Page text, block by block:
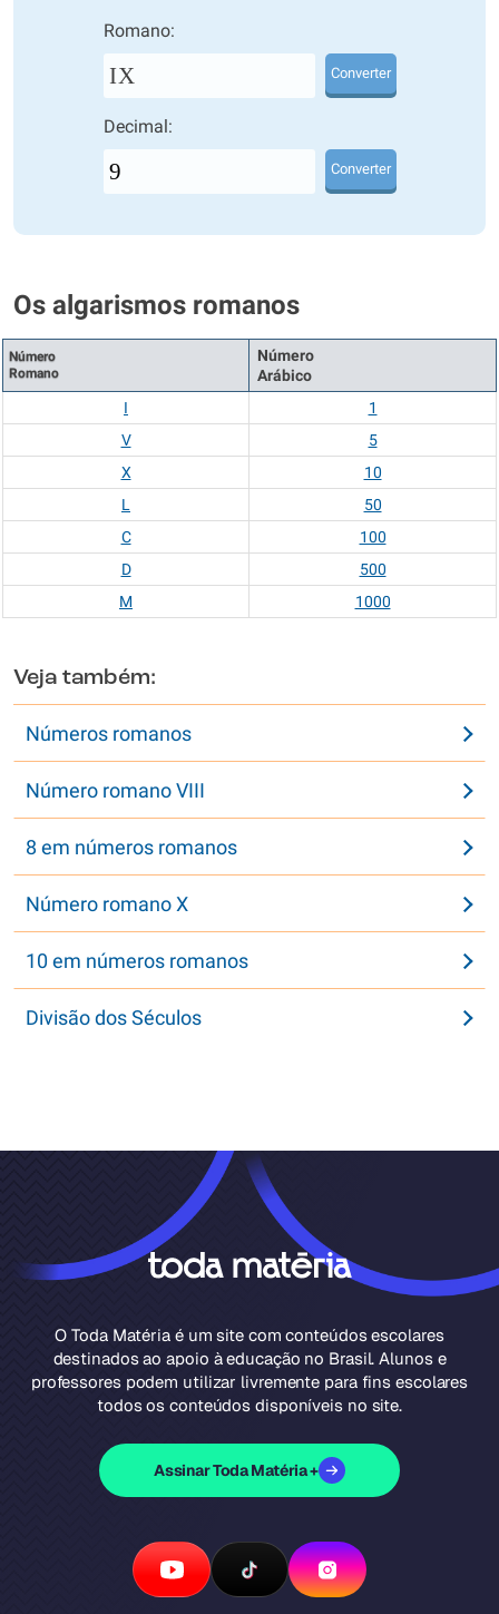
Romano:
IX Converter
Decimal:
Converter
Os algarismos romanos
Número
Romano
Número
Arábico
I
1
V
5
X
10
L
50
C
100
D
500
M
1000
Veja também:
Números romanos
Número romano VIII
8 em números romanos
Número romano X
10 em números romanos
Divisão dos Séculos
O Toda Matéria é um site com conteúdos escolares
destinados ao apoio à educação no Brasil. Alunos e
professores podem utilizar livremente para fins escolares
todos os conteúdos disponíveis no site.
Assinar Toda Matéria +